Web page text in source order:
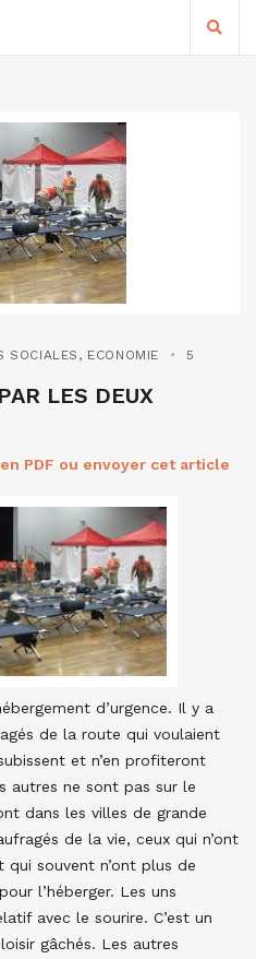
SOCIALES , ECONOMIE
5
LES DEUX
PDF ou envoyer cet article
d’urgence. Il y a
de la route qui voulaient
et n’en profiteront
autres ne sont pas sur le
dans les villes de grande
de la vie, ceux qui n’ont
souvent n’ont plus de
l’héberger. Les uns
avec le sourire. C’est un
gâchés. Les autres